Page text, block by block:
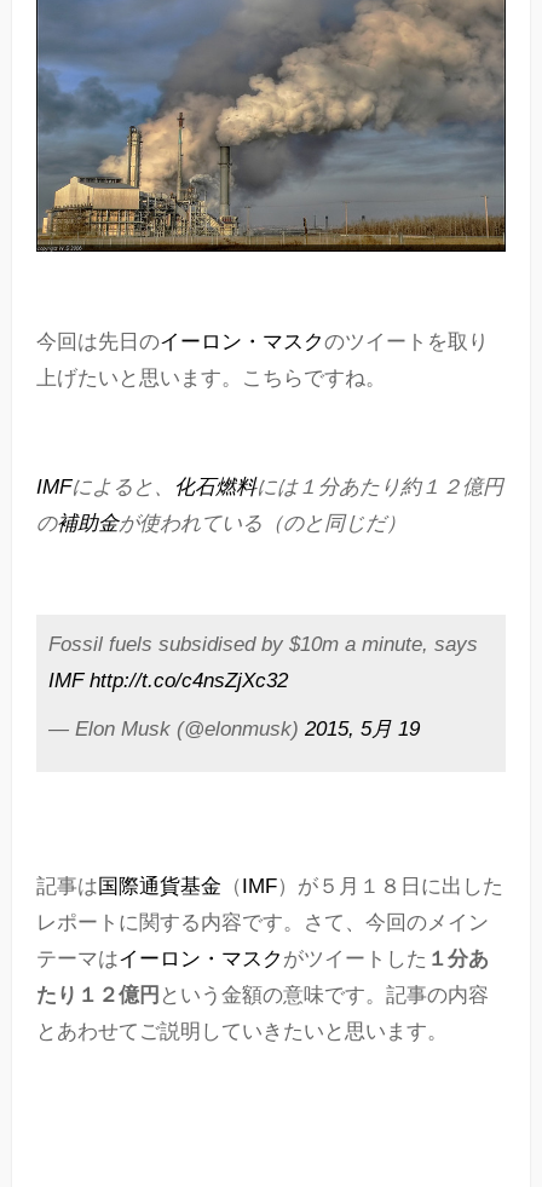
今回は先日のイーロン・マスクのツイートを取り
上げたいと思います。こちらですね。
IMFによると、 化石燃料には１分あたり約１２億円
の補助金が使われている（のと同じだ）
Fossil fuels subsidised by $10m a minute, says
IMF http://t.co/c4nsZjXc32
— Elon Musk (@elonmusk) 2015, 5月 19
記事は国際通貨基金 （IMF）が５月１８日に出した
レポートに関する内容です。さて、今回のメイン
テーマはイーロン・マスク がツイートした １分あ
たり１２億円 という金額の意味です。記事の内容
とあわせてご説明していきたいと思います。